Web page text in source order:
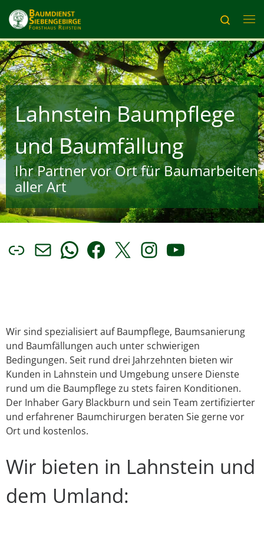
Zum Inhalt springen
Search
Lahnstein Baumpflege
und Baumfällung
Ihr Partner vor Ort für Baumarbeiten
aller Art
LinkE-Mail
WhatsApp
Facebook
X Instagram
YouTube
Wir sind spezialisiert auf Baumpflege, Baumsanierung
und Baumfällungen auch unter schwierigen
Bedingungen. Seit rund drei Jahrzehnten bieten wir
Kunden in Lahnstein und Umgebung unsere Dienste
rund um die Baumpflege zu stets fairen Konditionen.
Der Inhaber Gary Blackburn und sein Team zertifizierter
und erfahrener Baumchirurgen beraten Sie gerne vor
Ort und kostenlos.
Wir bieten in Lahnstein und
dem Umland: